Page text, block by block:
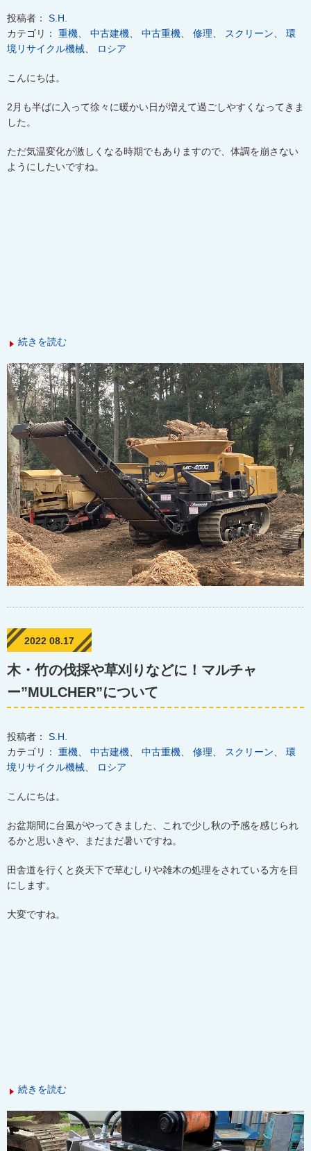
投稿者： S.H.
カテゴリ： 重機、 中古建機、 中古重機、 修理、 スクリーン、 環
境リサイクル機械、 ロシア
こんにちは。
2月も半ばに入って徐々に暖かい日が増えて過ごしやすくなってきま
した。
ただ気温変化が激しくなる時期でもありますので、体調を崩さない
ようにしたいですね。
続きを読む
2022 08.17
木・竹の伐採や草刈りなどに！マルチャ
ー”MULCHER”について
投稿者： S.H.
カテゴリ： 重機、 中古建機、 中古重機、 修理、 スクリーン、 環
境リサイクル機械、 ロシア
こんにちは。
お盆期間に台風がやってきました、これで少し秋の予感を感じられ
るかと思いきや、まだまだ暑いですね。
田舎道を行くと炎天下で草むしりや雑木の処理をされている方を目
にします。
大変ですね。
続きを読む